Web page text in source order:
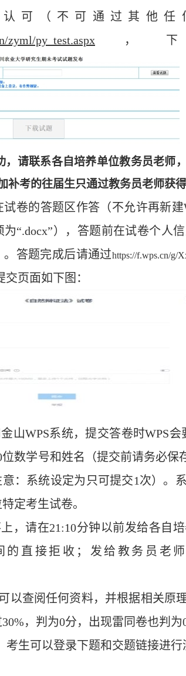
可（不可通过其他任
zyml/py_test.aspx ，下
，请联系各自培养单位教务员老师
补考的往届生只通过教务员老师获得
试卷的答题区作答（不允许再新建
“.docx”），答题前在试卷个人
。答题完成后请通过https://f.wps.cn/g/
交页 面如下图：
山WPS系统，提交答卷时WPS
位数学号和姓名（提交前请务必保
意：系统设定为只可提交1次）。
定考生试卷。
，请在21:10分钟以前发给各自
的直接拒收 ； 发给教务员老
以查阅任何资料，并根据相关原
30%，判为0分，出现雷同卷也判为
考生可以登录下题和交题链接进行